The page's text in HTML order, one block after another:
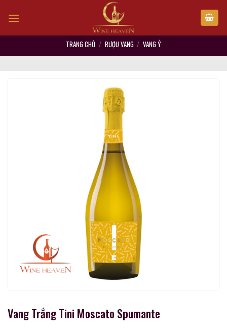
TRANG CHỦ / RƯỢU VANG / VANG Ý
Vang Trắng Tini Moscato Spumante